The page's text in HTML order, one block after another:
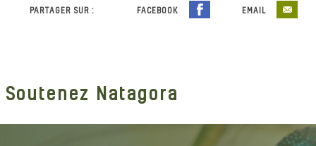
PARTAGER SUR : FACEBOOK EMAIL
Soutenez Natagora